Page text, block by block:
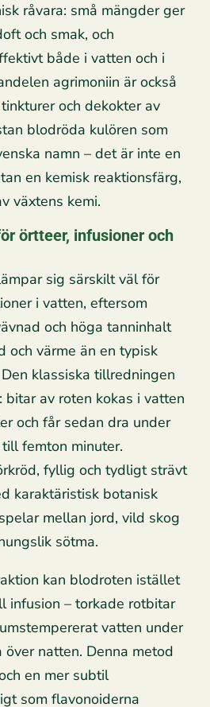
råvara: små mängder ger
och smak, och
både i vatten och i
agrimoniin är också
och dekokter av
blodröda kulören som
namn – det är inte en
en kemisk reaktionsfärg,
växtens kemi.
örtteer, infusioner och
sig särskilt väl för
i vatten, eftersom
och höga tanninhalt
och värme än en typisk
klassiska tillredningen
bitar av roten kokas i vatten
och får sedan dra under
femton minuter.
fyllig och tydligt strävt
karaktäristisk botanisk
mellan jord, vild skog
sötma.
kan blodroten istället
infusion – torkade rotbitar
vatten under
natten. Denna metod
en mer subtil
som flavonoiderna